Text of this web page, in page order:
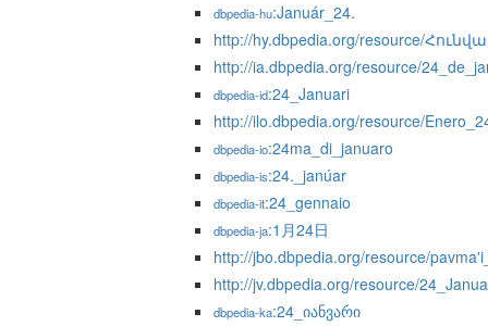
dbpedia-hu:Január_24.
http://hy.dbpedia.org/resource/
http://ia.dbpedia.org/resource/
dbpedia-id:24_Januari
http://ilo.dbpedia.org/resource/
dbpedia-io:24ma_di_januaro
dbpedia-is:24._janúar
dbpedia-it:24_gennaio
dbpedia-ja:1月24日
http://jbo.dbpedia.org/resource/
http://jv.dbpedia.org/resource/
dbpedia-ka:24_იანვარი